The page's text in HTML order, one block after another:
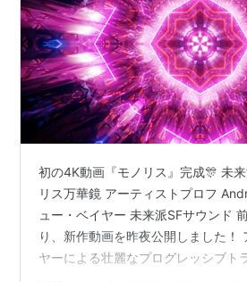
初の4K動画『モノリス』完成🎊 未
リス万華鏡 アーティストプロフ
ュー・ベイヤー 未来派SFサウンド
り、新作動画を昨夜公開しました！
ヤーによる壮麗なプログレッシブト